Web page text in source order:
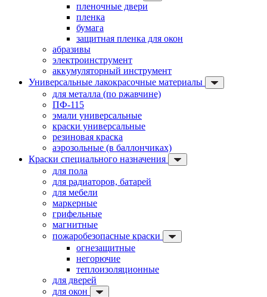
пленочные двери
пленка
бумага
защитная пленка для окон
абразивы
электроинструмент
аккумуляторный инструмент
Универсальные лакокрасочные материалы
для металла (по ржавчине)
ПФ-115
эмали универсальные
краски универсальные
резиновая краска
аэрозольные (в баллончиках)
Краски специального назначения
для пола
для радиаторов, батарей
для мебели
маркерные
грифельные
магнитные
пожаробезопасные краски
огнезащитные
негорючие
теплоизоляционные
для дверей
для окон